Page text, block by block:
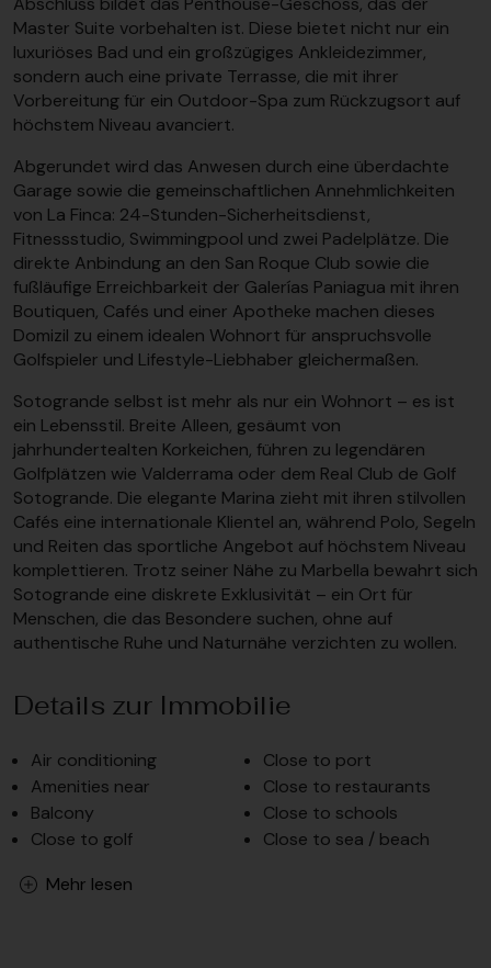
Master Suite vorbehalten ist. Diese bietet nicht nur ein
luxuriöses Bad und ein großzügiges Ankleidezimmer,
sondern auch eine private Terrasse, die mit ihrer
Vorbereitung für ein Outdoor-Spa zum Rückzugsort auf
höchstem Niveau avanciert.
Abgerundet wird das Anwesen durch eine überdachte
Garage sowie die gemeinschaftlichen Annehmlichkeiten
von La Finca: 24-Stunden-Sicherheitsdienst,
Fitnessstudio, Swimmingpool und zwei Padelplätze. Die
direkte Anbindung an den San Roque Club sowie die
fußläufige Erreichbarkeit der Galerías Paniagua mit ihren
Boutiquen, Cafés und einer Apotheke machen dieses
Domizil zu einem idealen Wohnort für anspruchsvolle
Golfspieler und Lifestyle-Liebhaber gleichermaßen.
Sotogrande selbst ist mehr als nur ein Wohnort – es ist
ein Lebensstil. Breite Alleen, gesäumt von
jahrhundertealten Korkeichen, führen zu legendären
Golfplätzen wie Valderrama oder dem Real Club de Golf
Sotogrande. Die elegante Marina zieht mit ihren stilvollen
Cafés eine internationale Klientel an, während Polo, Segeln
und Reiten das sportliche Angebot auf höchstem Niveau
komplettieren. Trotz seiner Nähe zu Marbella bewahrt sich
Sotogrande eine diskrete Exklusivität – ein Ort für
Menschen, die das Besondere suchen, ohne auf
authentische Ruhe und Naturnähe verzichten zu wollen.
Details zur Immobilie
Air conditioning
Amenities near
Balcony
Close to golf
Close to port
Close to restaurants
Close to schools
Close to sea / beach
Mehr lesen